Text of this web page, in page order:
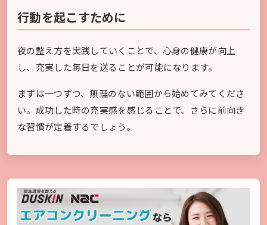
行動を起こすために
夜の整え方を実践していくことで、心身の健康が向上
し、充実した毎日を送ることが可能になります。
まずは一つずつ、無理のない範囲から始めてみてくださ
い。成功した時の充実感を感じることで、さらに前向き
な習慣が定着するでしょう。